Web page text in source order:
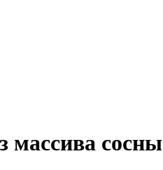
массива сосны